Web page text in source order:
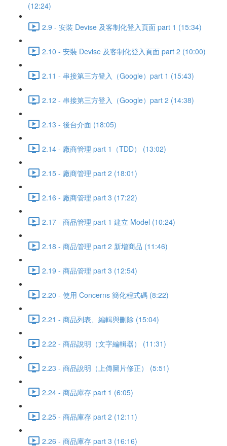
(12:24)
2.9 - 安裝 Devise 及客制化登入頁面 part 1 (15:34)
2.10 - 安裝 Devise 及客制化登入頁面 part 2 (10:00)
2.11 - 串接第三方登入（Google）part 1 (15:43)
2.12 - 串接第三方登入（Google）part 2 (14:38)
2.13 - 後台介面 (18:05)
2.14 - 廠商管理 part 1（TDD） (13:02)
2.15 - 廠商管理 part 2 (18:01)
2.16 - 廠商管理 part 3 (17:22)
2.17 - 商品管理 part 1 建立 Model (10:24)
2.18 - 商品管理 part 2 新增商品 (11:46)
2.19 - 商品管理 part 3 (12:54)
2.20 - 使用 Concerns 簡化程式碼 (8:22)
2.21 - 商品列表、編輯與刪除 (15:04)
2.22 - 商品說明（文字編輯器） (11:31)
2.23 - 商品說明（上傳圖片修正） (5:51)
2.24 - 商品庫存 part 1 (6:05)
2.25 - 商品庫存 part 2 (12:11)
2.26 - 商品庫存 part 3 (16:16)